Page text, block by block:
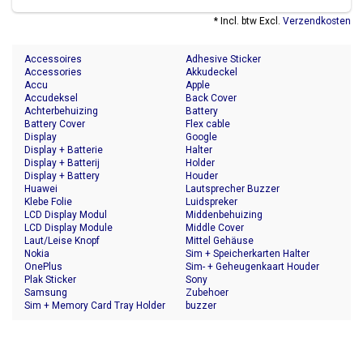
* Incl. btw Excl. Verzendkosten
Accessoires
Accessories
Accu
Accudeksel
Achterbehuizing
Adhesive Sticker
Akkudeckel
Apple
Back Cover
Battery
Battery Cover
Display
Display + Batterie
Display + Batterij
Display + Battery
Flex cable
Google
Halter
Holder
Houder
Huawei
Klebe Folie
LCD Display Modul
LCD Display Module
Laut/Leise Knopf
Lautsprecher Buzzer
Luidspreker
Middenbehuizing
Middle Cover
Mittel Gehäuse
Nokia
OnePlus
Plak Sticker
Samsung
Sim + Memory Card Tray Holder
Sim + Speicherkarten Halter
Sim- + Geheugenkaart Houder
Sony
Zubehoer
buzzer